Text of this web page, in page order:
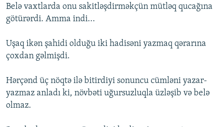
Belə vaxtlarda onu sakitləşdirməkçün mütləq qucağına
götürərdi. Amma indi...
Uşaq ikən şahidi olduğu iki hadisəni yazmaq qərarına
çoxdan gəlmişdi.
Hərçənd üç nöqtə ilə bitirdiyi sonuncu cümləni yazar-
yazmaz anladı ki, növbəti uğursuzluqla üzləşib və belə
olmaz.